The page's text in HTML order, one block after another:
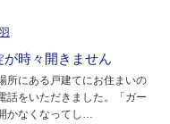
が時々開きません
所にある戸建てにお住まいの
話をいただきました。「ガー
かなくなってし…